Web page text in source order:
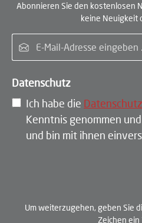
Abonnieren Sie den kostenlosen
keine Neuigkeit
Datenschutz
Ich habe die
Kenntnis genommen
und bin mit ihnen
Um weiterzugehen, geben Sie
Zeichen ein